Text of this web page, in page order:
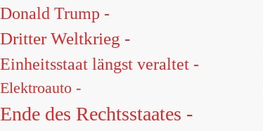
Donald Trump -
Dritter Weltkrieg -
Einheitsstaat längst veraltet -
Elektroauto -
Ende des Rechtsstaates -